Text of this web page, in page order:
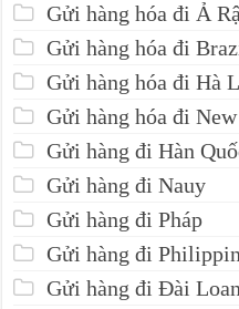
Gửi hàng hóa đi Ả
Gửi hàng hóa đi
Gửi hàng hóa đi Hà
Gửi hàng hóa đi
Gửi hàng đi Hàn
Gửi hàng đi Nauy
Gửi hàng đi Pháp
Gửi hàng đi
Gửi hàng đi Đài Loan